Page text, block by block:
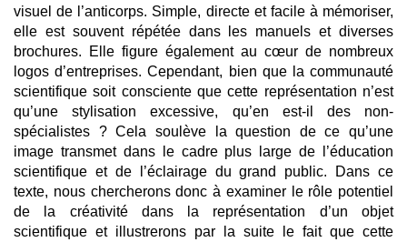
visuel de l’anticorps. Simple, directe et facile à mémoriser,
elle est souvent répétée dans les manuels et diverses
brochures. Elle figure également au cœur de nombreux
logos d’entreprises. Cependant, bien que la communauté
scientifique soit consciente que cette représentation n’est
qu’une stylisation excessive, qu’en est-il des non-
spécialistes ? Cela soulève la question de ce qu’une
image transmet dans le cadre plus large de l’éducation
scientifique et de l’éclairage du grand public. Dans ce
texte, nous chercherons donc à examiner le rôle potentiel
de la créativité dans la représentation d’un objet
scientifique et illustrerons par la suite le fait que cette